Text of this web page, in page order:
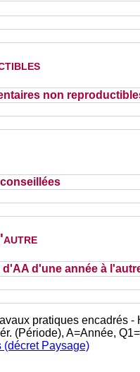
non
d'une année à
pratiques encadrés
(Période), A=Année,
(décret Paysage)